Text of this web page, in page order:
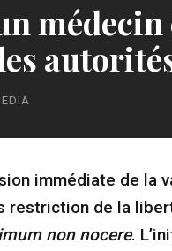
médecin
immédiate de la
restriction de la
non nocere.